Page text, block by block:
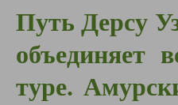
Путь Дерсу
объединяет
туре.